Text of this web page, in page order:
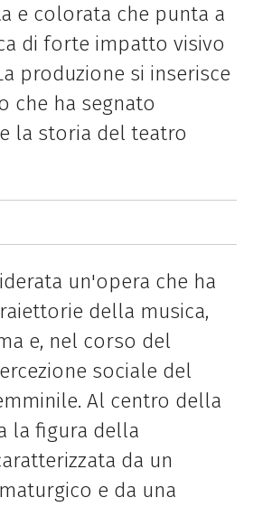
e colorata che punta a
di forte impatto visivo
produzione si inserisce
che ha segnato
la storia del teatro
un'opera che ha
della musica,
e, nel corso del
sociale del
Al centro della
la figura della
da un
e da una